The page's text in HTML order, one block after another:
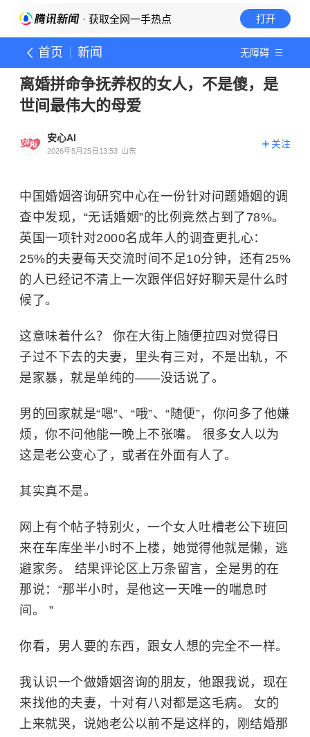
· 获取全网一手热点 打开
首页 新闻 无障碍
离婚拼命争抚养权的女人，不是傻，是
世间最伟大的母爱
安心AI
2026年5月25日13:53 山东
关注
中国婚姻咨询研究中心在一份针对问题婚姻的调
查中发现，“无话婚姻”的比例竟然占到了78%。
英国一项针对2000名成年人的调查更扎心：
25%的夫妻每天交流时间不足10分钟，还有25%
的人已经记不清上一次跟伴侣好好聊天是什么时
候了。
这意味着什么？ 你在大街上随便拉四对觉得日
子过不下去的夫妻，里头有三对，不是出轨，不
是家暴，就是单纯的——没话说了。
男的回家就是“嗯”、“哦”、“随便”，你问多了他嫌
烦，你不问他能一晚上不张嘴。 很多女人以为
这是老公变心了，或者在外面有人了。
其实真不是。
网上有个帖子特别火，一个女人吐槽老公下班回
来在车库坐半小时不上楼，她觉得他就是懒，逃
避家务。 结果评论区上万条留言，全是男的在
那说：“那半小时，是他这一天唯一的喘息时
间。 ”
你看，男人要的东西，跟女人想的完全不一样。
我认识一个做婚姻咨询的朋友，他跟我说，现在
来找他的夫妻，十对有八对都是这毛病。 女的
上来就哭，说她老公以前不是这样的，刚结婚那